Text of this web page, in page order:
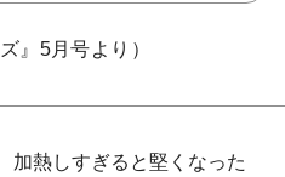
』5月号より）
熱しすぎると堅くなった